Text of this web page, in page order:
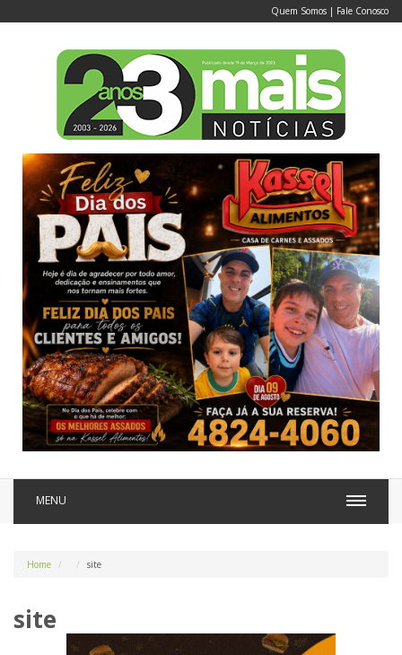
Quem Somos | Fale Conosco
MENU
Home site
site